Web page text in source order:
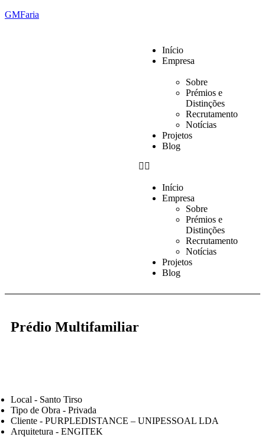
GMFaria
Início
Empresa
Sobre
Prémios e
Distinções
Recrutamento
Notícias
Projetos
Blog
Início
Empresa
Sobre
Prémios e
Distinções
Recrutamento
Notícias
Projetos
Blog
Prédio Multifamiliar
Local - Santo Tirso
Tipo de Obra - Privada
Cliente - PURPLEDISTANCE – UNIPESSOAL LDA
Arquitetura - ENGITEK